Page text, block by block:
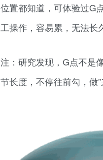
位置都知道，可体验过G
工操作，容易累，无法长
注：研究发现，G点不是
节长度，不停往前勾，做